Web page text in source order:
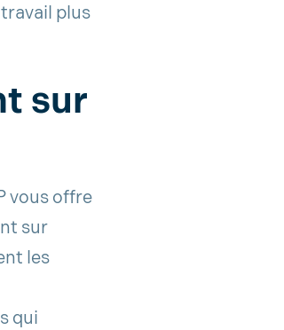
plus
sur
vous offre
sur
les
qui